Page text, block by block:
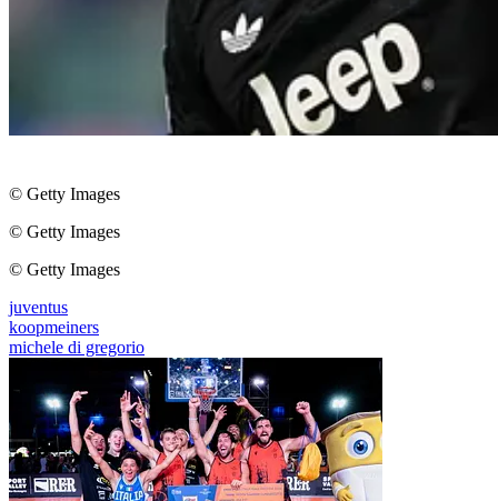
© Getty Images
© Getty Images
© Getty Images
juventus
koopmeiners
michele di gregorio